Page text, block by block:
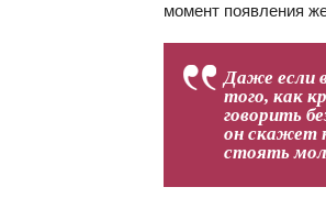
момент появления
Даже если
того, как
говорить
он скажет
стоять